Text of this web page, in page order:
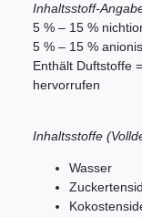
Inhaltsstoff-
5 % – 15 %
5 % – 15 %
Enthält Duftstoffe
hervorrufen
Inhaltsstoffe
Wasser